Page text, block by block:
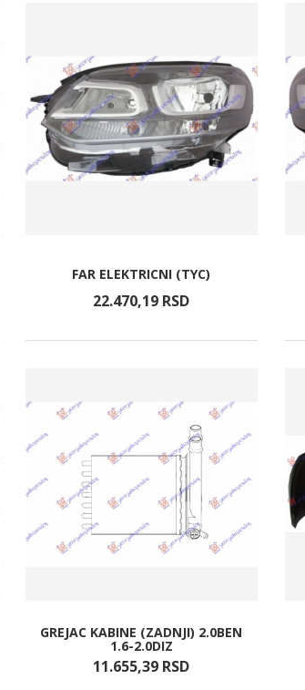
FAR ELEKTRICNI (TYC)
22.470,19 RSD
GREJAC KABINE (ZADNJI) 2.0BEN
1.6-2.0DIZ
11.655,39 RSD